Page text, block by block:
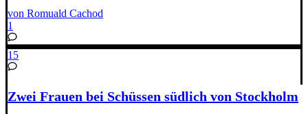
von Romuald Cachod
1
15
Zwei Frauen bei Schüssen südlich von Stockholm